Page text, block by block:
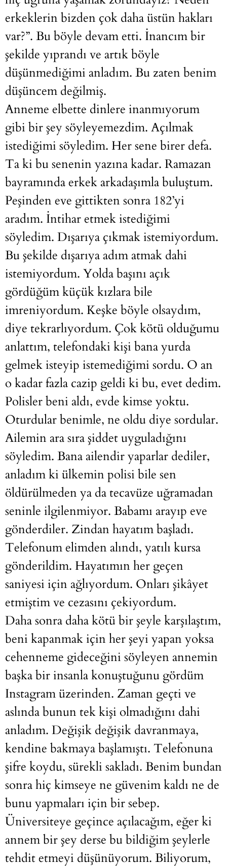
erkeklerin bizden çok daha üstün hakları
var?”. Bu böyle devam etti. İnancım bir
şekilde yıprandı ve artık böyle
düşünmediğimi anladım. Bu zaten benim
düşüncem değilmiş.
Anneme elbette dinlere inanmıyorum
gibi bir şey söyleyemezdim. Açılmak
istediğimi söyledim. Her sene birer defa.
Ta ki bu senenin yazına kadar. Ramazan
bayramında erkek arkadaşımla buluştum.
Peşinden eve gittikten sonra 182’yi
aradım. İntihar etmek istediğimi
söyledim. Dışarıya çıkmak istemiyordum.
Bu şekilde dışarıya adım atmak dahi
istemiyordum. Yolda başını açık
gördüğüm küçük kızlara bile
imreniyordum. Keşke böyle olsaydım,
diye tekrarlıyordum. Çok kötü olduğumu
anlattım, telefondaki kişi bana yurda
gelmek isteyip istemediğimi sordu. O an
o kadar fazla cazip geldi ki bu, evet dedim.
Polisler beni aldı, evde kimse yoktu.
Oturdular benimle, ne oldu diye sordular.
Ailemin ara sıra şiddet uyguladığını
söyledim. Bana ailendir yaparlar dediler,
anladım ki ülkemin polisi bile sen
öldürülmeden ya da tecavüze uğramadan
seninle ilgilenmiyor. Babamı arayıp eve
gönderdiler. Zindan hayatım başladı.
Telefonum elimden alındı, yatılı kursa
gönderildim. Hayatımın her geçen
saniyesi için ağlıyordum. Onları şikâyet
etmiştim ve cezasını çekiyordum.
Daha sonra daha kötü bir şeyle karşılaştım,
beni kapanmak için her şeyi yapan yoksa
cehenneme gideceğini söyleyen annemin
başka bir insanla konuştuğunu gördüm
Instagram üzerinden. Zaman geçti ve
aslında bunun tek kişi olmadığını dahi
anladım. Değişik değişik davranmaya,
kendine bakmaya başlamıştı. Telefonuna
şifre koydu, sürekli sakladı. Benim bundan
sonra hiç kimseye ne güvenim kaldı ne de
bunu yapmaları için bir sebep.
Üniversiteye geçince açılacağım, eğer ki
annem bir şey derse bu bildiğim şeylerle
tehdit etmeyi düşünüyorum. Biliyorum,